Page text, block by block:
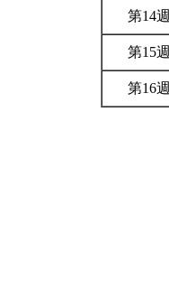
第14週
第15週
第16週